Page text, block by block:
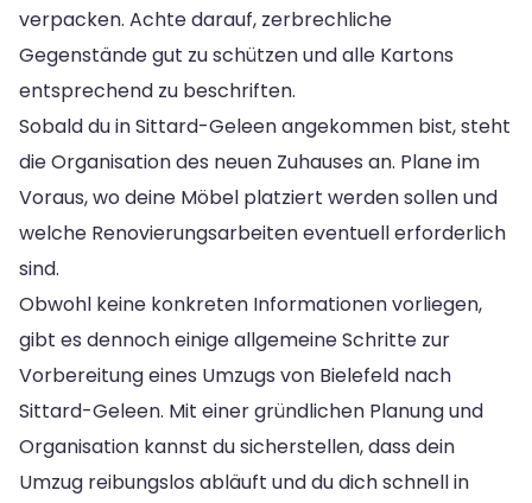
verpacken. Achte darauf, zerbrechliche
Gegenstände gut zu schützen und alle Kartons
entsprechend zu beschriften.
Sobald du in Sittard-Geleen angekommen bist, steht
die Organisation des neuen Zuhauses an. Plane im
Voraus, wo deine Möbel platziert werden sollen und
welche Renovierungsarbeiten eventuell erforderlich
sind.
Obwohl keine konkreten Informationen vorliegen,
gibt es dennoch einige allgemeine Schritte zur
Vorbereitung eines Umzugs von Bielefeld nach
Sittard-Geleen. Mit einer gründlichen Planung und
Organisation kannst du sicherstellen, dass dein
Umzug reibungslos abläuft und du dich schnell in